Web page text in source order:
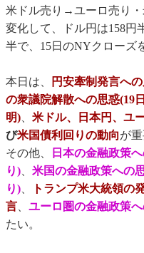
米ドル売り→ユーロ売り
変化して、ドル円は158円
半で、15日のNYクローズ
本日は、 円安牽制発言へ
の衆議院解散への思惑(19
明)、 米ドル、日本円、ユ
び米国債利回りの動向が重
その他、
日本の金融政策
り)、 米国の金融政策への
り)、 トランプ米大統領の
言、 ユーロ圏の金融政策
たい。